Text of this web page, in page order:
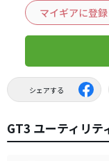
マイギアに登録
シェアする
GT3 ユーティリテ